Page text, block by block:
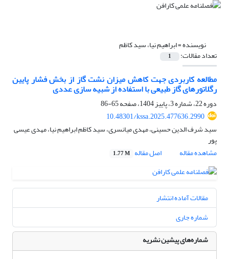
نویسنده =ابراهیم نیا، سید کاظم
تعداد مقالات: 1
مطالعه کاربردی جهت کاهش میزان نشت گاز از بخش فشار پایین
رگلاتورهای گاز طبیعی با استفاده از شبیه سازی عددی
دوره 22، شماره 3، پاییز 1404، صفحه
65-86
10.48301/kssa.2025.477636.2990
سید شرف الدین حسینی، مهدی میانسری، سید کاظم ابراهیم نیا، مهدی عیسی
پور
مشاهده مقاله
اصل مقاله 1.77 M
مقالات آماده انتشار
شماره جاری
شماره‌های پیشین نشریه